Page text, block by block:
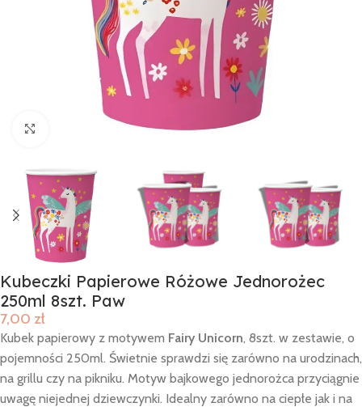
Click to enlarge
Kubeczki Papierowe Różowe Jednorożec
250ml 8szt. Paw
7,00 zł
Kubek papierowy z motywem Fairy Unicorn, 8szt. w zestawie, o
pojemności 250ml. Świetnie sprawdzi się zarówno na urodzinach,
na grillu czy na pikniku. Motyw bajkowego jednorożca przyciągnie
uwagę niejednej dziewczynki. Idealny zarówno na ciepłe jak i na